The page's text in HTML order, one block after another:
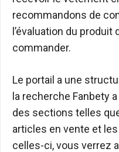
recommandons de
l’évaluation du
commander.
Le portail a une
la recherche Fanbety
des sections telles
articles en vente et
celles-ci, vous verrez